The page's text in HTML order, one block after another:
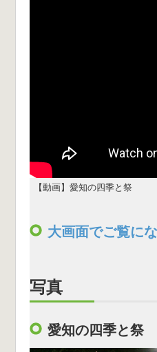
【動画】愛知の四季と祭
大画面でご覧に
写真
愛知の四季と祭